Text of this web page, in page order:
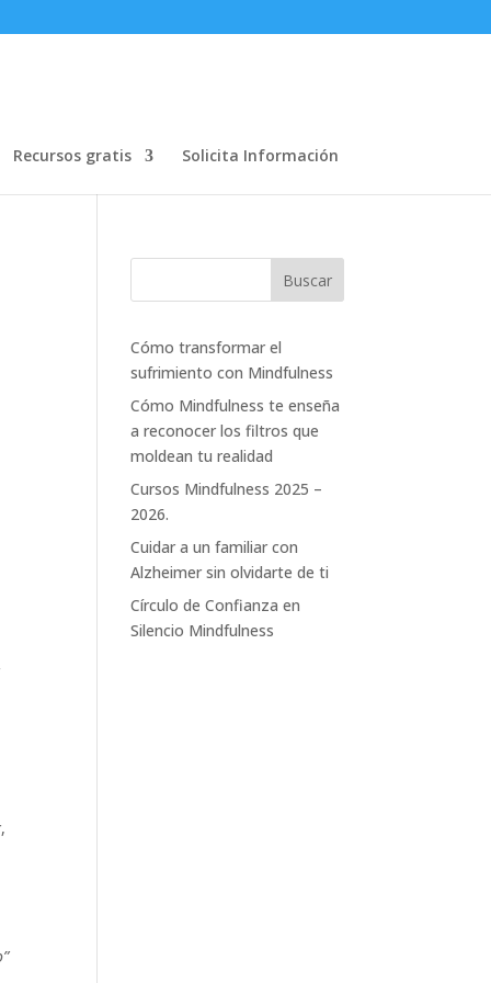
Recursos gratis Solicita Información
Cómo transformar el
sufrimiento con Mindfulness
Cómo Mindfulness te enseña
a reconocer los filtros que
moldean tu realidad
Cursos Mindfulness 2025 –
2026.
Cuidar a un familiar con
Alzheimer sin olvidarte de ti
Círculo de Confianza en
Silencio Mindfulness